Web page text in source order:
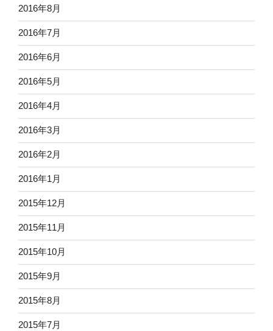
2016年8月
2016年7月
2016年6月
2016年5月
2016年4月
2016年3月
2016年2月
2016年1月
2015年12月
2015年11月
2015年10月
2015年9月
2015年8月
2015年7月